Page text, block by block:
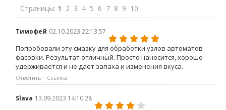
Страницы: 1 2 3 4 5 6 7 8 9 10
Тимофей 02.10.2023 22:13:57
Попробовали эту смазку для обработки узлов автоматов
фасовки. Результат отличный. Просто наносится, хорошо
удерживается и не дает запаха и изменения вкуса.
Ответить Ссылка
Slava 13.09.2023 14:10:28